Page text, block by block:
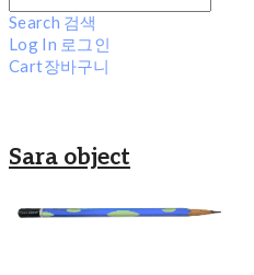
Search 검색
Log In 로그인
Cart장바구니
Sara object